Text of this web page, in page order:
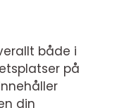
både i
på
din